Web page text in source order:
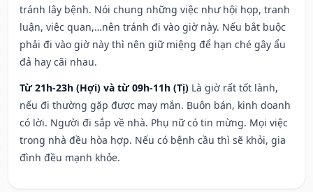
tránh lây bệnh. Nói chung những việc như hội họp, tranh
luận, việc quan,…nên tránh đi vào giờ này. Nếu bắt buộc
phải đi vào giờ này thì nên giữ miệng để hạn ché gây ẩu
đả hay cãi nhau.
Từ 21h-23h (Hợi) và từ 09h-11h (Tị) Là giờ rất tốt lành,
nếu đi thường gặp được may mắn. Buôn bán, kinh doanh
có lời. Người đi sắp về nhà. Phụ nữ có tin mừng. Mọi việc
trong nhà đều hòa hợp. Nếu có bệnh cầu thì sẽ khỏi, gia
đình đều mạnh khỏe.